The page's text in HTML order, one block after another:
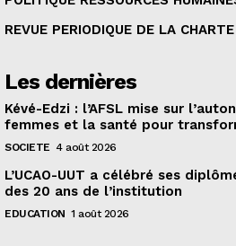
REVUE PERIODIQUE DE LA
Les dernières
Kévé-Edzi : l’AFSL mise sur
femmes et la santé pour
SOCIETE 4 août 2026
L’UCAO-UUT a célébré ses
des 20 ans de l’institution
EDUCATION 1 août 2026